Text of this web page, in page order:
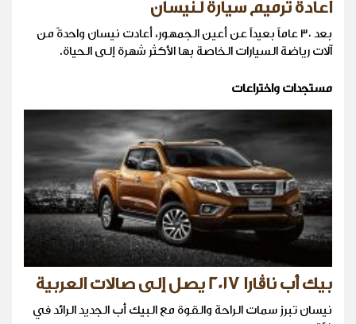
اعادة ترميم سيارة لنيسان
بعد ٣٠ عاماً بعيداً عن أعين الجمهور، أعادت نيسان واحدةً من
آلات رياضة السيارات الخاصة بها الأكثر شهرة إلى الحياة.
مستجدات واختراعات
بيك أب ناڤارا 2017 يصل إلى صالات العربية
نيسان تبرز سمات الراحة والقوة مع البيك أب الجديد الرائد في